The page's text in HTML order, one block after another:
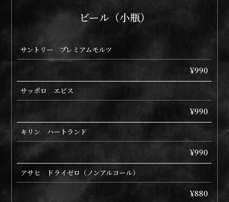
ビール（小瓶）
サントリー プレミアムモルツ
¥990
サッポロ エビス
¥990
キリン ハートランド
¥990
アサヒ ドライゼロ（ノンアルコール）
¥880